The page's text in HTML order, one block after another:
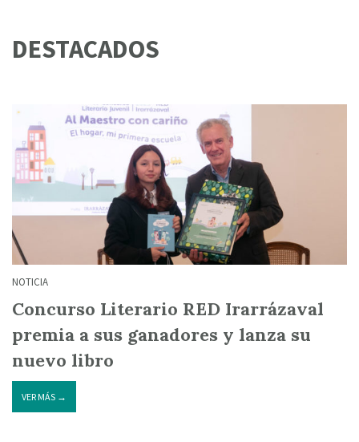
DESTACADOS
NOTICIA
Concurso Literario RED Irarrázaval
premia a sus ganadores y lanza su
nuevo libro
VER MÁS →